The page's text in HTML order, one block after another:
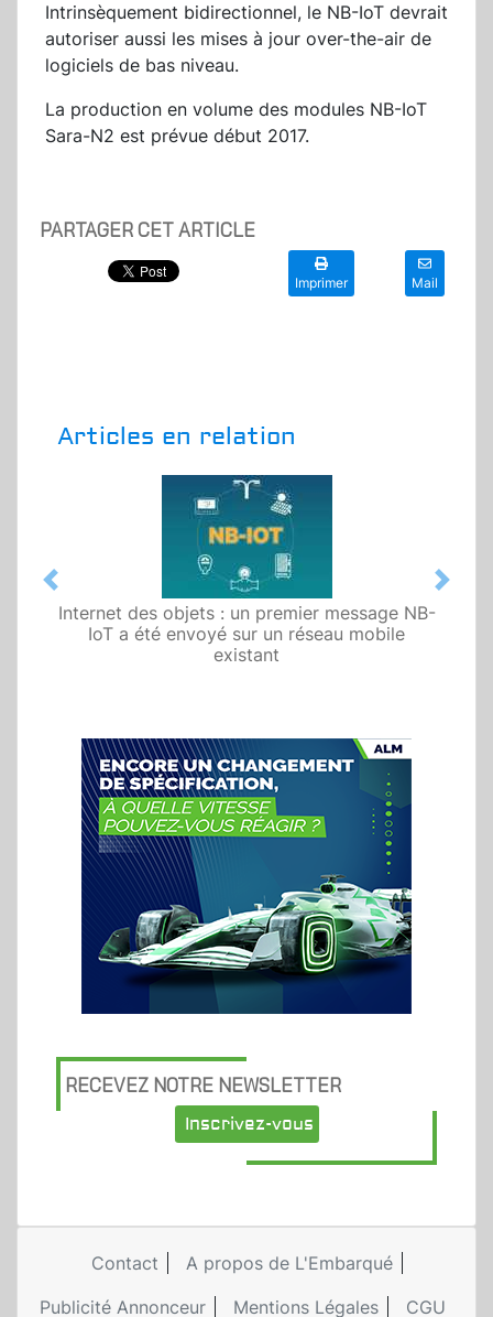
Intrinsèquement bidirectionnel, le NB-IoT devrait
autoriser aussi les mises à jour over-the-air de
logiciels de bas niveau.
La production en volume des modules NB-IoT
Sara-N2 est prévue début 2017.
PARTAGER CET ARTICLE
Imprimer Mail
Articles en relation
Internet des objets : un premier message NB-
IoT a été envoyé sur un réseau mobile
existant
Previous Next
RECEVEZ NOTRE NEWSLETTER
Inscrivez-vous
Contact
A propos de L'Embarqué
Publicité Annonceur
Mentions Légales CGU